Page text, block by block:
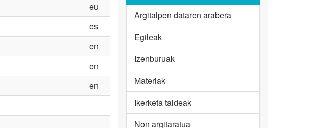
eu
es
en
en
en
Argitalpen dataren arabera
Egileak
Izenburuak
Materiak
Ikerketa taldeak
Non argitaratua